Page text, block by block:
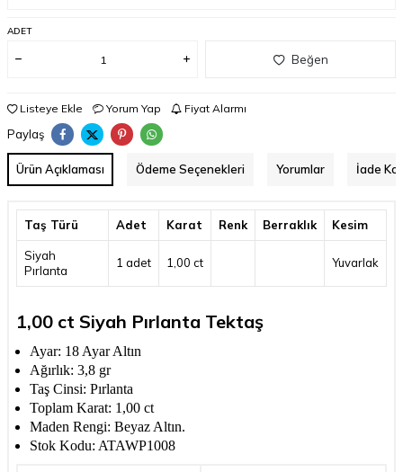
ADET
Beğen
Listeye Ekle Yorum Yap Fiyat Alarmı
Paylaş
Ürün Açıklaması Ödeme Seçenekleri Yorumlar İade
Taş Türü Adet Karat Renk Berraklık Kesim
Siyah
Pırlanta
1 adet 1,00 ct Yuvarlak
1,00 ct Siyah Pırlanta Tektaş
Ayar: 18 Ayar Altın
Ağırlık: 3,8 gr
Taş Cinsi: Pırlanta
Toplam Karat: 1,00 ct
Maden Rengi: Beyaz Altın.
Stok Kodu: ATAWP1008